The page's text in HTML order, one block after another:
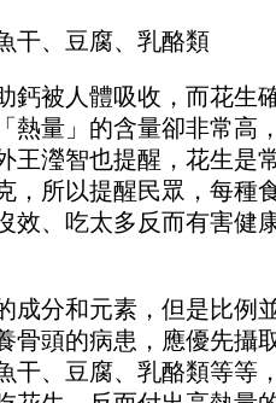
干、豆腐、乳酪類
鈣被人體吸收，而花生
熱量」的含量卻非常高
王瀅智也提醒，花生是
，所以提醒民眾，每種
效、吃太多反而有害健
成分和元素，但是比例
骨頭的病患，應優先攝
干、豆腐、乳酪類等等